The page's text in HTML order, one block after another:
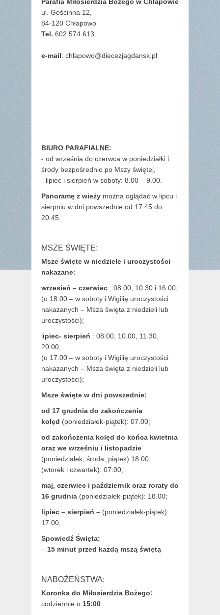
ul. Gościnna 12,
84-120 Chłapowo
Tel. 602 574 613
e-mail: chlapowo@diecezjagdansk.pl
BIURO PARAFIALNE:
- od września do czerwca w poniedziałki i
środy bezpośrednio po Mszy świętej,
- lipiec i sierpień w soboty: 8.00 – 9.00.
Panoramę z wieży można oglądać w lipcu i
sierpniu w dni powszednie od 17.45 do
20.45.
MSZE ŚWIĘTE:
Msze święte w niedziele i uroczystości
nakazane:
wrzesień – czerwiec : 08.00, 10.30 i 16.00;
(o 18.00 – w soboty i Wigilię uroczystości
nakazanych – Msza święta z niedzieli lub
uroczystości);
lipiec- sierpień : 08.00, 10.00, 11.30,
20.00;
(o 17.00 – w soboty i Wigilię uroczystości
nakazanych – Msza święta z niedzieli lub
uroczystości);
Msze święte w dni powszednie:
od 17 grudnia do zakończenia
kolęd (poniedziałek-piątek): 07.00;
od zakończenia kolęd do końca kwietnia
oraz we wrześniu i listopadzie
(poniedziałek, środa, piątek):18.00;
(wtorek i czwartek): 07.00;
maj, czerwiec i październik oraz roraty do
16 grudnia (poniedziałek-piątek): 18.00;
lipiec – sierpień – (poniedziałek-piątek):
17.00;
Spowiedź Święta:
– 15 minut przed każdą mszą świętą
NABOŻEŃSTWA:
Koronka do Miłosierdzia Bożego:
codziennie o 15:00